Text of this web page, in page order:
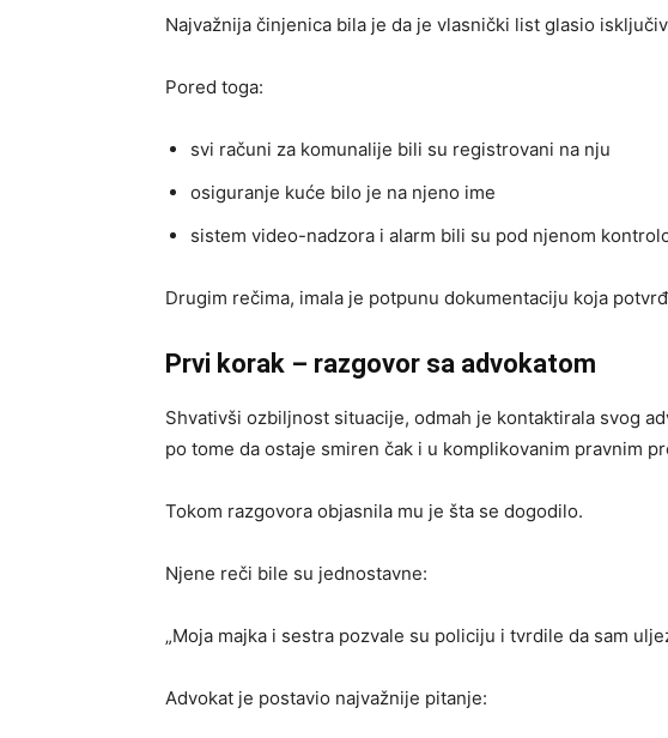
Najvažnija činjenica bila je da je vlasnički list glasio
Pored toga:
svi računi za komunalije bili su registrovani na nju
osiguranje kuće bilo je na njeno ime
sistem video-nadzora i alarm bili su pod njenom
Drugim rečima, imala je potpunu dokumentaciju koja
Prvi korak – razgovor sa advokatom
Shvativši ozbiljnost situacije, odmah je kontaktirala svog
po tome da ostaje smiren čak i u komplikovanim pravnim
Tokom razgovora objasnila mu je šta se dogodilo.
Njene reči bile su jednostavne:
„Moja majka i sestra pozvale su policiju i tvrdile da sam
Advokat je postavio najvažnije pitanje: